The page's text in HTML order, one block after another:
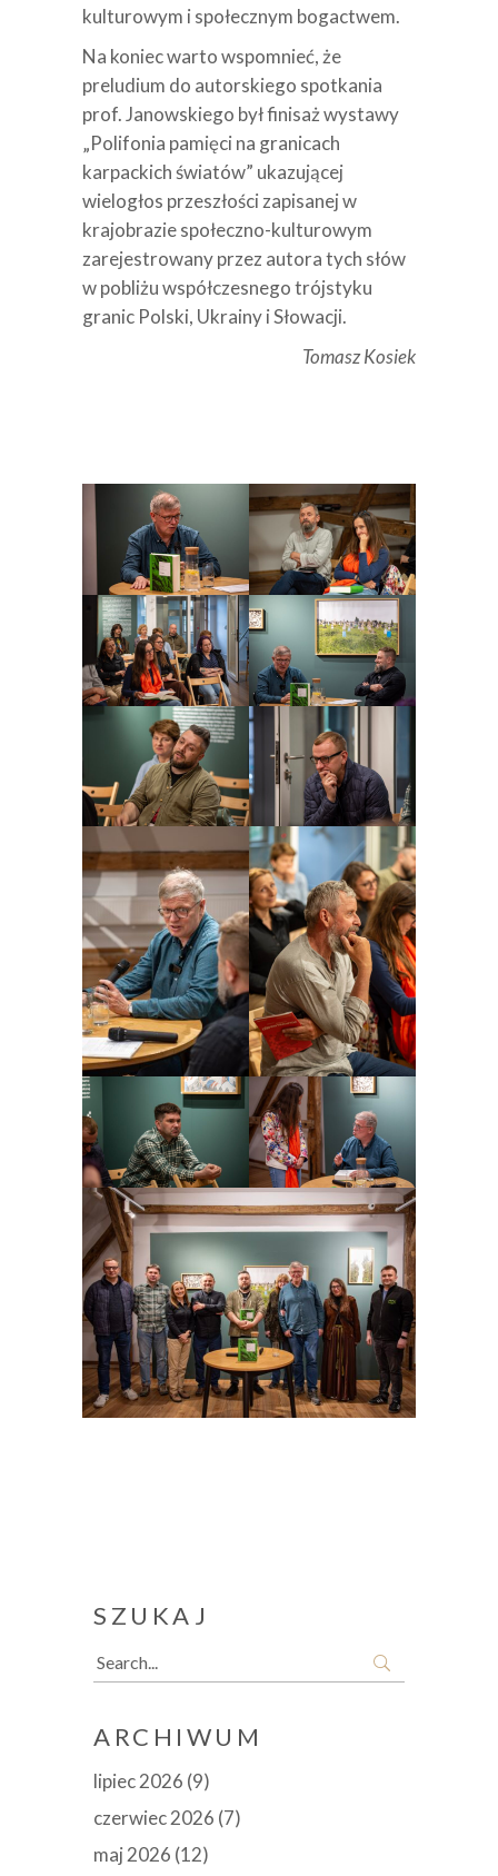
kulturowym i społecznym bogactwem.
Na koniec warto wspomnieć, że
preludium do autorskiego spotkania
prof. Janowskiego był finisaż wystawy
„Polifonia pamięci na granicach
karpackich światów” ukazującej
wielogłos przeszłości zapisanej w
krajobrazie społeczno-kulturowym
zarejestrowany przez autora tych słów
w pobliżu współczesnego trójstyku
granic Polski, Ukrainy i Słowacji.
Tomasz Kosiek
SZUKAJ
Search
for:
ARCHIWUM
lipiec 2026 (9)
czerwiec 2026 (7)
maj 2026 (12)